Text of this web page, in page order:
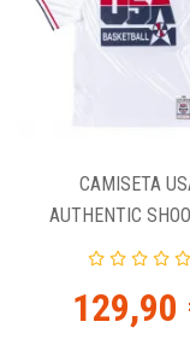
CAMISETA
AUTHENTIC
TSHIRT - CLYDE
129,90